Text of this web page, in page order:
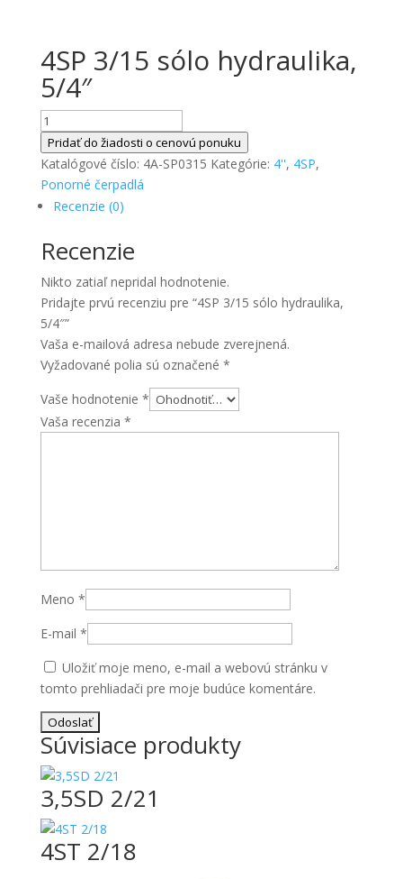
4SP 3/15 sólo hydraulika,
5/4″
množstvo
4SP
3/15
sólo
hydraulika,
Pridať do žiadosti o cenovú ponuku
Katalógové číslo: 4A-SP0315 Kategórie: 4'', 4SP,
Ponorné čerpadlá
Recenzie (0)
Recenzie
Nikto zatiaľ nepridal hodnotenie.
Pridajte prvú recenziu pre “4SP 3/15 sólo hydraulika,
5/4″”
Vaša e-mailová adresa nebude zverejnená.
Vyžadované polia sú označené *
Vaše hodnotenie *
Vaša recenzia *
Meno *
E-mail *
Uložiť moje meno, e-mail a webovú stránku v
tomto prehliadači pre moje budúce komentáre.
Súvisiace produkty
3,5SD 2/21
4ST 2/18